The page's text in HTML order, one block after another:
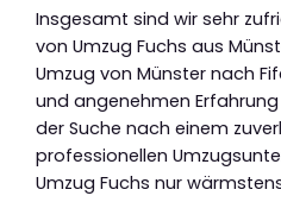
Insgesamt sind wir sehr
von Umzug Fuchs aus
Umzug von Münster nach
und angenehmen
der Suche nach einem
professionellen
Umzug Fuchs nur